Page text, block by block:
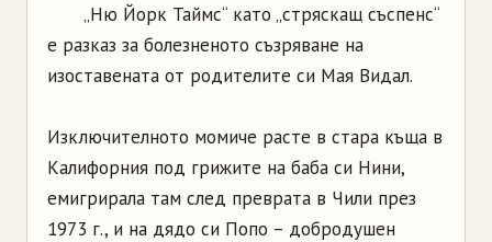
„Ню Йорк Таймс“ като „стряскащ съспенс“
е разказ за болезненото съзряване на
изоставената от родителите си Мая Видал.
Изключителното момиче расте в стара къща в
Калифорния под грижите на баба си Нини,
емигрирала там след преврата в Чили през
1973 г., и на дядо си Попо – добродушен